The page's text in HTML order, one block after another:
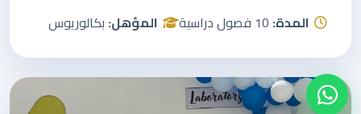
المدة:10 فصول دراسية المؤهل:بكالوريوس